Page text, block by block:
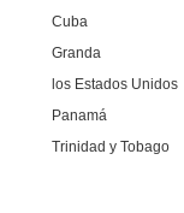
Cuba
Granda
los Estados Unidos
Panamá
Trinidad y Tobago